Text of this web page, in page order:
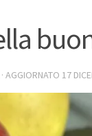
· AGGIORNATO 17